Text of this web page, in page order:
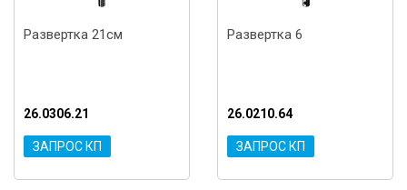
Развертка 21см
26.0306.21
ЗАПРОС КП
Развертка 6
26.0210.64
ЗАПРОС КП